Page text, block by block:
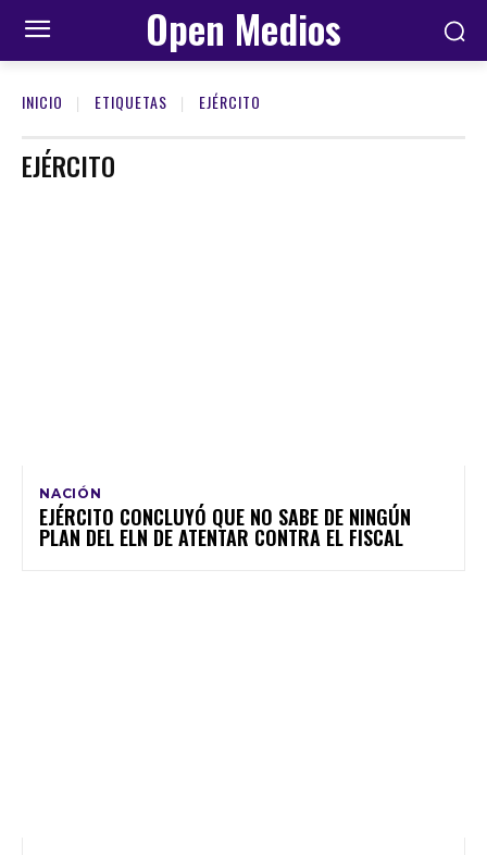
Open Medios
INICIO ETIQUETAS EJÉRCITO
EJÉRCITO
NACIÓN
EJÉRCITO CONCLUYÓ QUE NO SABE DE NINGÚN
PLAN DEL ELN DE ATENTAR CONTRA EL FISCAL